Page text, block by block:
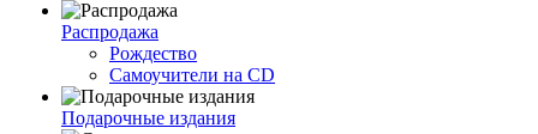
Распродажа
Рождество
Самоучители на CD
Подарочные издания